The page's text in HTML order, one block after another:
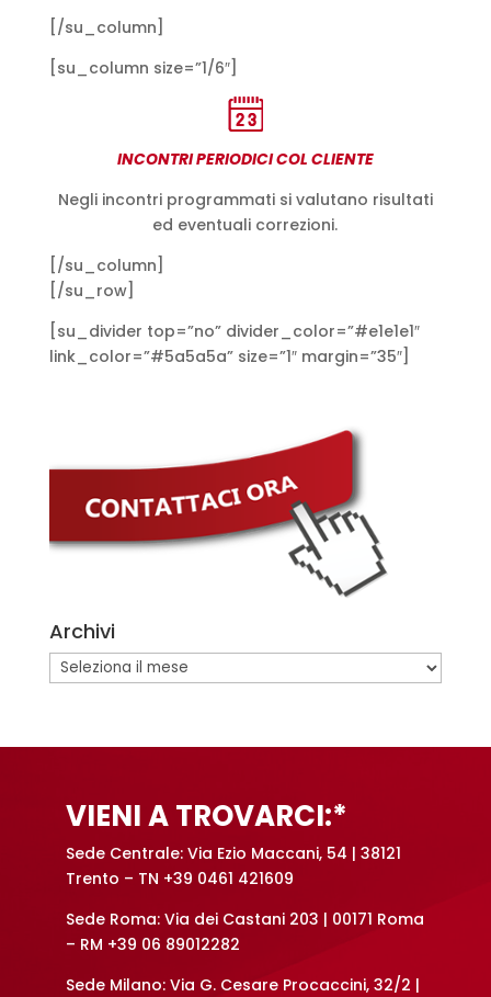
[/su_column]
[su_column size=”1/6″]
INCONTRI PERIODICI COL CLIENTE
Negli incontri programmati si valutano risultati
ed eventuali correzioni.
[/su_column]
[/su_row]
[su_divider top=”no” divider_color=”#e1e1e1″
link_color=”#5a5a5a” size=”1″ margin=”35″]
Archivi
Archivi
VIENI A TROVARCI:*
Sede Centrale: Via Ezio Maccani, 54 | 38121
Trento – TN +39 0461 421609
Sede Roma: Via dei Castani 203 | 00171 Roma
– RM +39 06 89012282
Sede Milano: Via G. Cesare Procaccini, 32/2 |